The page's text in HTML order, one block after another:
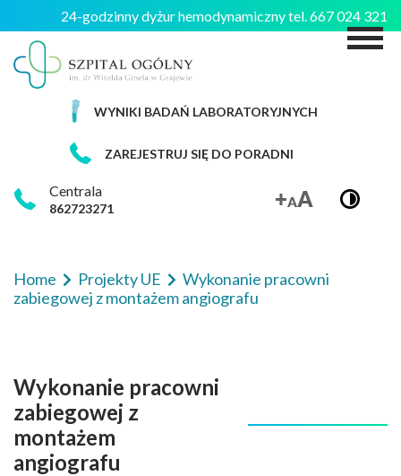
24-godzinny dyżur hemodynamiczny tel. 667 024 321
WYNIKI BADAŃ LABORATORYJNYCH
ZAREJESTRUJ SIĘ DO PORADNI
Centrala
862723271
Home Projekty UE
Wykonanie pracowni
zabiegowej z montażem angiografu
Wykonanie pracowni
zabiegowej z
montażem
angiografu